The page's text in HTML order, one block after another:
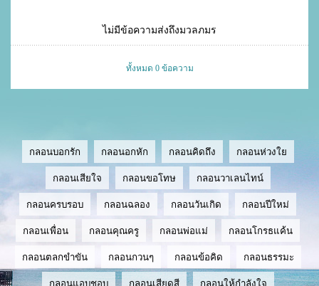
ไม่มีข้อความส่งถึงมวลภมร
ทั้งหมด 0 ข้อความ
กลอนบอกรัก กลอนอกหัก กลอนคิดถึง กลอนห่วงใย
กลอนเสียใจ กลอนขอโทษ กลอนวาเลนไทน์
กลอนครบรอบ กลอนฉลอง กลอนวันเกิด กลอนปีใหม่
กลอนเพื่อน กลอนคุณครู กลอนพ่อแม่ กลอนโกรธแค้น
กลอนตลกขำขัน กลอนกวนๆ กลอนข้อคิด กลอนธรรมะ
กลอนแอบชอบ กลอนเสียดสี กลอนให้กำลังใจ